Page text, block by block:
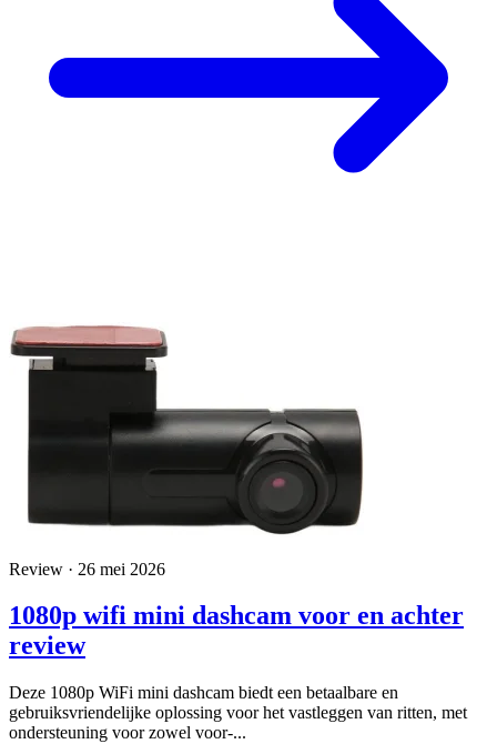
Review · 26 mei 2026
1080p wifi mini dashcam voor en achter
review
Deze 1080p WiFi mini dashcam biedt een betaalbare en
gebruiksvriendelijke oplossing voor het vastleggen van ritten, met
ondersteuning voor zowel voor-...